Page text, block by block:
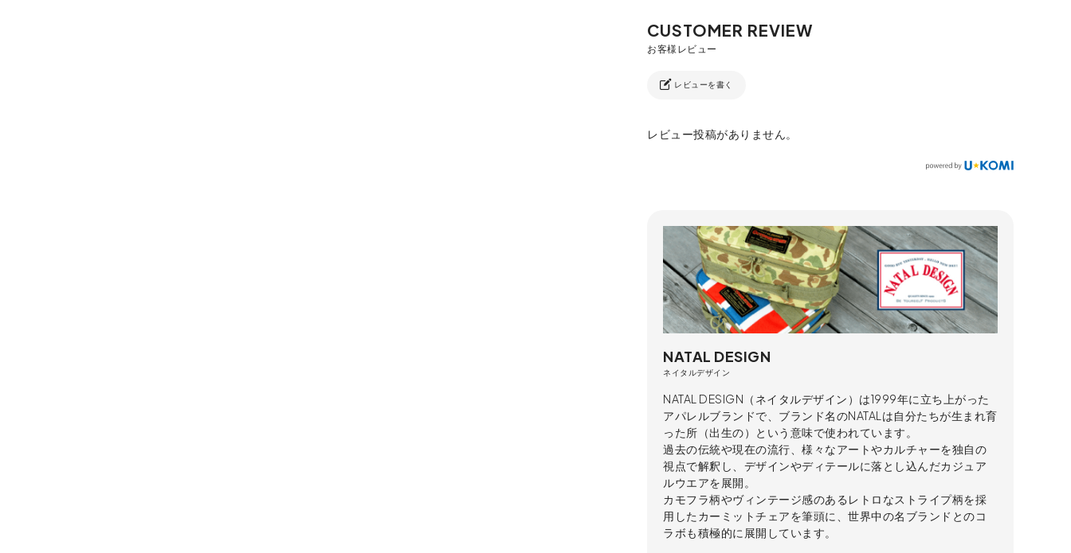
レビューを書く
レビュー投稿がありません。
NATAL DESIGN
ネイタルデザイン
NATAL DESIGN（ネイタルデザイン）は1999年に立ち上がった
アパレルブランドで、ブランド名のNATALは自分たちが生まれ育
った所（出生の）という意味で使われています。
過去の伝統や現在の流行、様々なアートやカルチャーを独自の
視点で解釈し、デザインやディテールに落とし込んだカジュア
ルウエアを展開。
カモフラ柄やヴィンテージ感のあるレトロなストライプ柄を採
用したカーミットチェアを筆頭に、世界中の名ブランドとのコ
ラボも積極的に展開しています。